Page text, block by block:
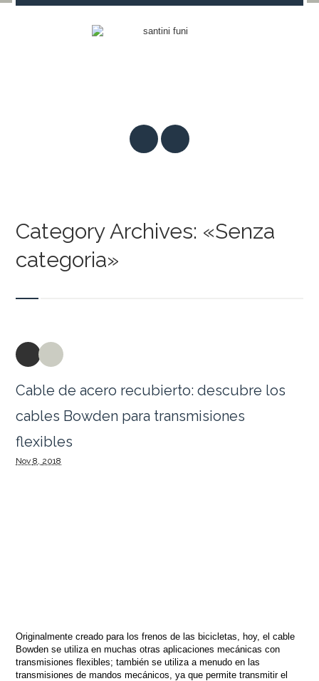
Category Archives: «Senza
categoria»
Cable de acero recubierto: descubre los
cables Bowden para transmisiones
flexibles
Nov8, 2018
Originalmente creado para los frenos de las bicicletas, hoy, el cable
Bowden se utiliza en muchas otras aplicaciones mecánicas con
transmisiones flexibles; también se utiliza a menudo en las
transmisiones de mandos mecánicos, ya que permite transmitir el